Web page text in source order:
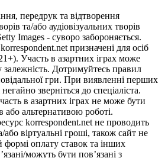
передрук та відтворення
та/або аудіовізуальних творів
Images - суворо забороняється.
призначені для осіб
Участь в азартних іграх може
залежність. Дотримуйтесь правил
гри. При виявленні перших
зверніться до спеціаліста.
в азартних іграх не може бути
або альтернативою роботі.
korrespondent.net не проводить
або віртуальні гроші, також сайт не
формі оплату ставок та інших
можуть бути пов’язані з